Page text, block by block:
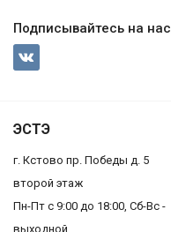
Подписывайтесь на нас
ЭСТЭ
г. Кстово пр. Победы д. 5
второй этаж
Пн-Пт с 9:00 до 18:00, Сб-Вс -
выходной